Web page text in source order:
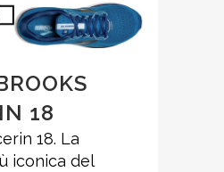
18
18. La
iconica del